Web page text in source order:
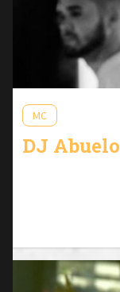
MC
DJ Abuelo